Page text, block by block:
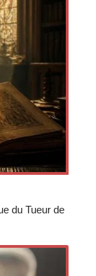
du Tueur de